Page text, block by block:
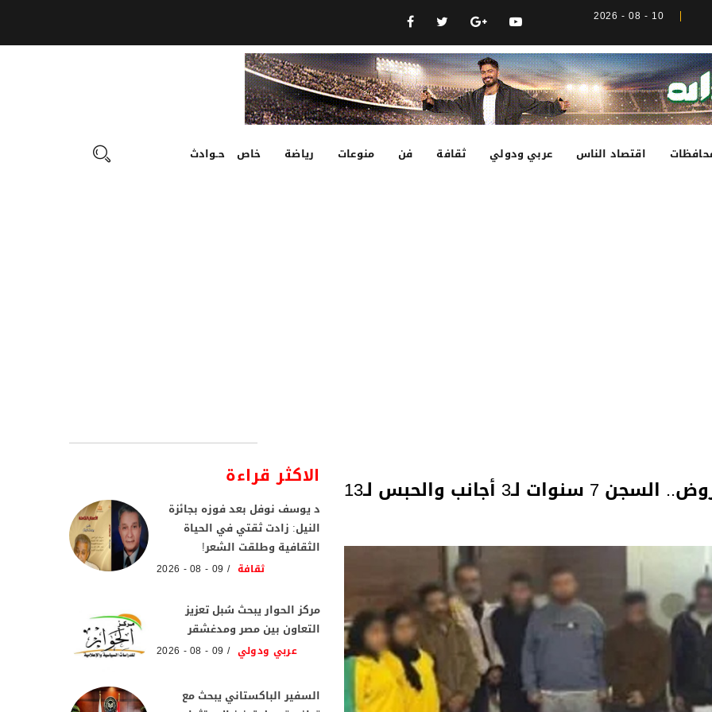
10 - 08 - 2026
اقتصاد الناس عربي ودولي ثقافة فن منوعات رياضة خاص حـوادث
عقوبات رادعة لعصابة تطبيقات القروض.. السجن 7 سنوات لـ3 أجانب والحبس لـ13 الاكثر قراءة
د يوسف نوفل بعد فوزه بجائزة
النيل: زادت ثقتي في الحياة
الثقافية وطلقت الشعر!
ثقافة 09 - 08 - 2026
مركز الحوار يبحث سُبل تعزيز
التعاون بين مصر ومدغشقر
عربي ودولي 09 - 08 - 2026
السفير الباكستاني يبحث مع